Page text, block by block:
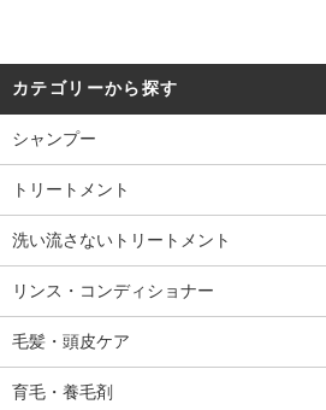
カテゴリーから探す
シャンプー
トリートメント
洗い流さないトリートメント
リンス・コンディショナー
毛髪・頭皮ケア
育毛・養毛剤